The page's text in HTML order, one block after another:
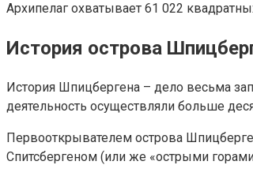
Архипелаг охватывает 61 022
История острова
История Шпицбергена – дело весьма
деятельность осуществляли больше
Первооткрывателем острова
Спитсбергеном (или же «острыми